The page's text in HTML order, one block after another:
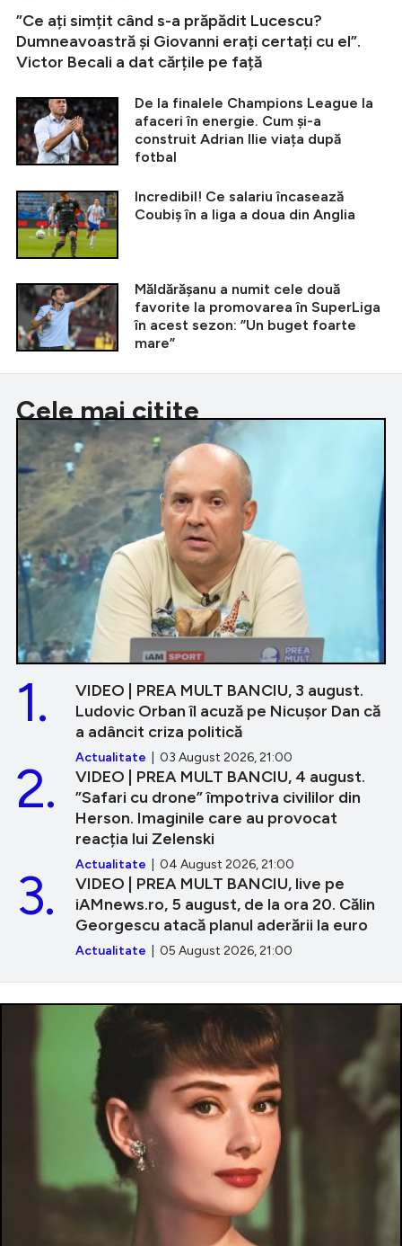
”Ce ați simțit când s-a prăpădit Lucescu?
Dumneavoastră și Giovanni erați certați cu el”.
Victor Becali a dat cărțile pe față
De la finalele Champions League la
afaceri în energie. Cum și-a
construit Adrian Ilie viața după
fotbal
Incredibil! Ce salariu încasează
Coubiș în a liga a doua din Anglia
Măldărășanu a numit cele două
favorite la promovarea în SuperLiga
în acest sezon: ”Un buget foarte
mare”
Cele mai citite
VIDEO | PREA MULT BANCIU, 3 august.
Ludovic Orban îl acuză pe Nicușor Dan că
a adâncit criza politică
Actualitate | 03 August 2026, 21:00
1.
VIDEO | PREA MULT BANCIU, 4 august.
”Safari cu drone” împotriva civililor din
Herson. Imaginile care au provocat
reacția lui Zelenski
Actualitate | 04 August 2026, 21:00
2.
VIDEO | PREA MULT BANCIU, live pe
iAMnews.ro, 5 august, de la ora 20. Călin
Georgescu atacă planul aderării la euro
Actualitate | 05 August 2026, 21:00
3.